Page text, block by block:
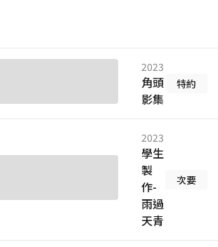
2023
角頭
影集
特約
2023
學生
製
作-
雨過
天青
次要